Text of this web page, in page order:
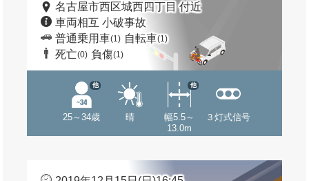
名古屋市西区城西四丁目 付近
車両相互 小破事故
普通乗用車(1) 自転車(1)
死亡(0) 負傷(1)
25～34歳
他
晴
幅5.5～
13.0m
他
３灯式信号